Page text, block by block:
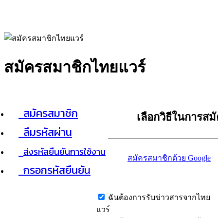
สมัครสมาชิกไทยแวร์
สมัครสมาชิก
ลืมรหัสผ่าน
ส่งรหัสยืนยันการใช้งาน
กรอกรหัสยืนยัน
เลือกวิธีในการส
สมัครสมาชิกด้วย Google
ฉันต้องการรับข่าวสารจากไทย
แวร์